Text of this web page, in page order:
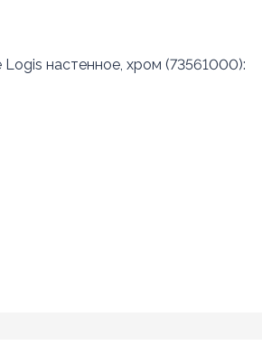
настенное, хром (73561000):